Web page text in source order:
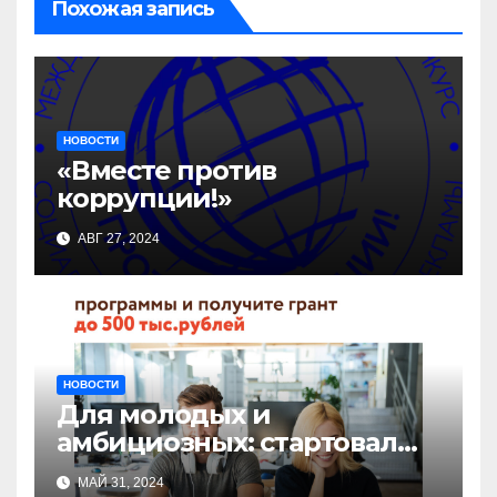
Похожая запись
НОВОСТИ
«Вместе против
коррупции!»
АВГ 27, 2024
НОВОСТИ
Для молодых и
амбициозных: стартовал
прием заявок на участие в
МАЙ 31, 2024